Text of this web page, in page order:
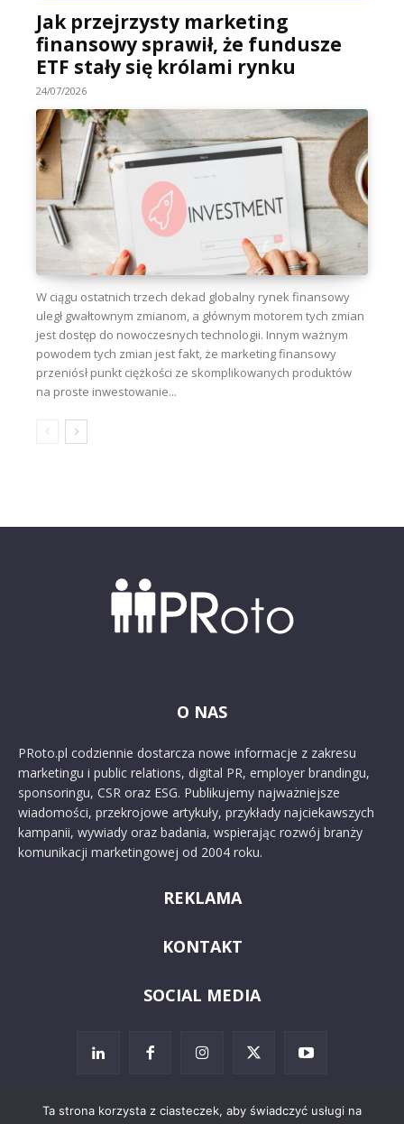
Jak przejrzysty marketing
finansowy sprawił, że fundusze
ETF stały się królami rynku
24/07/2026
W ciągu ostatnich trzech dekad globalny rynek finansowy
uległ gwałtownym zmianom, a głównym motorem tych zmian
jest dostęp do nowoczesnych technologii. Innym ważnym
powodem tych zmian jest fakt, że marketing finansowy
przeniósł punkt ciężkości ze skomplikowanych produktów
na proste inwestowanie...
O NAS
PRoto.pl codziennie dostarcza nowe informacje z zakresu
marketingu i public relations, digital PR, employer brandingu,
sponsoringu, CSR oraz ESG. Publikujemy najważniejsze
wiadomości, przekrojowe artykuły, przykłady najciekawszych
kampanii, wywiady oraz badania, wspierając rozwój branży
komunikacji marketingowej od 2004 roku.
REKLAMA
KONTAKT
SOCIAL MEDIA
Ta strona korzysta z ciasteczek, aby świadczyć usługi na